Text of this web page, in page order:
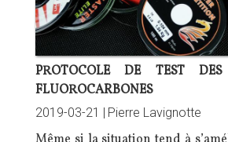
PROTOCOLE DE TEST
FLUOROCARBONES
2019-03-21 | Pierre Lavignotte